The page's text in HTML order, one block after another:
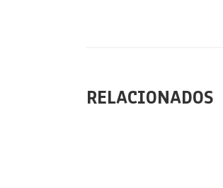
RELACIONADOS